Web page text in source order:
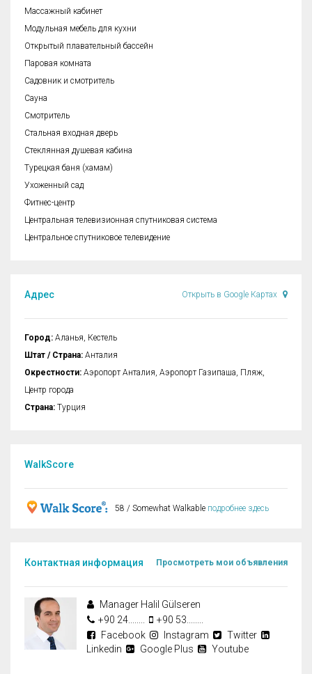
Массажный кабинет
Модульная мебель для кухни
Открытый плавательный бассейн
Паровая комната
Садовник и смотритель
Сауна
Смотритель
Стальная входная дверь
Стеклянная душевая кабина
Турецкая баня (хамам)
Ухоженный сад
Фитнес-центр
Центральная телевизионная спутниковая система
Центральное спутниковое телевидение
Адрес Открыть в Google Картах
Город: Аланья, Кестель
Штат / Страна: Анталия
Окрестности: Аэропорт Анталия, Аэропорт Газипаша, Пляж,
Центр города
Страна: Турция
WalkScore
58 / Somewhat Walkable подробнее здесь
Контактная информация Просмотреть мои объявления
Manager Halil Gülseren
+90 24........
+90 53........
Facebook
Instagram
Twitter
Linkedin
Google Plus Youtube